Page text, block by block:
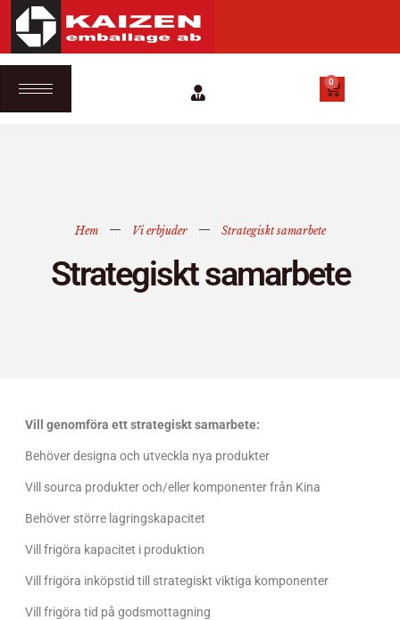
0
Hem Vi erbjuder Strategiskt samarbete
Strategiskt samarbete
Vill genomföra ett strategiskt samarbete:
Behöver designa och utveckla nya produkter
Vill sourca produkter och/eller komponenter från Kina
Behöver större lagringskapacitet
Vill frigöra kapacitet i produktion
Vill frigöra inköpstid till strategiskt viktiga komponenter
Vill frigöra tid på godsmottagning